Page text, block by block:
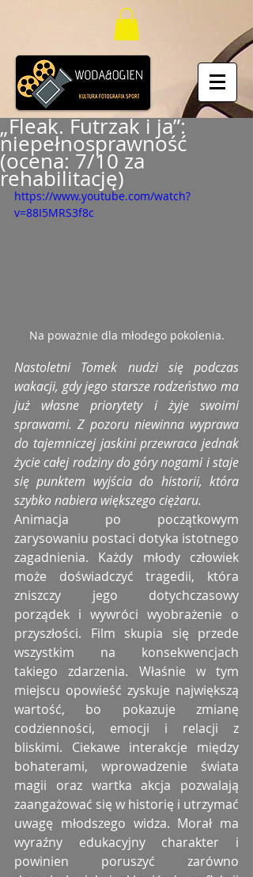
„Fleak. Futrzak i ja”:
niepełnosprawność
(ocena: 7/10 za
rehabilitację)
https://www.youtube.com/watch?
v=88I5MRS3f8c
Na poważnie dla młodego pokolenia.
Nastoletni Tomek nudzi się podczas
wakacji, gdy jego starsze rodzeństwo ma
już własne priorytety i żyje swoimi
sprawami. Z pozoru niewinna wyprawa
do tajemniczej jaskini przewraca jednak
życie całej rodziny do góry nogami i staje
się punktem wyjścia do historii, która
szybko nabiera większego ciężaru.
Animacja po początkowym
zarysowaniu postaci dotyka istotnego
zagadnienia. Każdy młody człowiek
może doświadczyć tragedii, która
zniszczy jego dotychczasowy
porządek i wywróci wyobrażenie o
przyszłości. Film skupia się przede
wszystkim na konsekwencjach
takiego zdarzenia. Właśnie w tym
miejscu opowieść zyskuje największą
wartość, bo pokazuje zmianę
codzienności, emocji i relacji z
bliskimi. Ciekawe interakcje między
bohaterami, wprowadzenie świata
magii oraz wartka akcja pozwalają
zaangażować się w historię i utrzymać
uwagę młodszego widza. Morał ma
wyraźny edukacyjny charakter i
powinien poruszyć zarówno